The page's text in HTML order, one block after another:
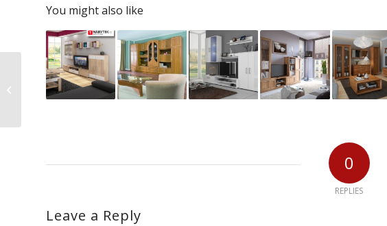
You might also like
0
REPLIES
Leave a Reply
Obývací stěna v
dekoru ořech = solidní
vzhled